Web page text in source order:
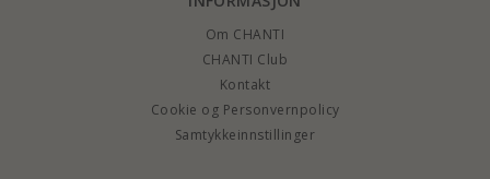
Om CHANTI
CHANTI Club
Kontakt
Cookie og Personvernpolicy
Samtykkeinnstillinger